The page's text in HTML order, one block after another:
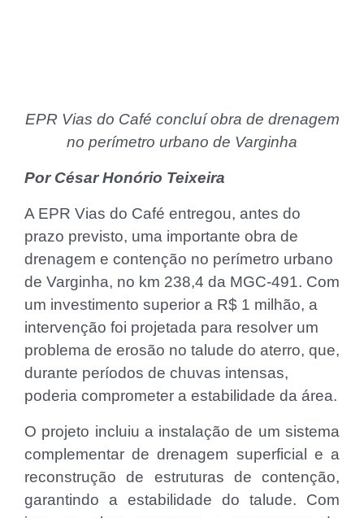
EPR Vias do Café concluí obra de drenagem
no perímetro urbano de Varginha
Por César Honório Teixeira
A EPR Vias do Café entregou, antes do
prazo previsto, uma importante obra de
drenagem e contenção no perímetro urbano
de Varginha, no km 238,4 da MGC-491. Com
um investimento superior a R$ 1 milhão, a
intervenção foi projetada para resolver um
problema de erosão no talude do aterro, que,
durante períodos de chuvas intensas,
poderia comprometer a estabilidade da área.
O projeto incluiu a instalação de um sistema
complementar de drenagem superficial e a
reconstrução de estruturas de contenção,
garantindo a estabilidade do talude. Com